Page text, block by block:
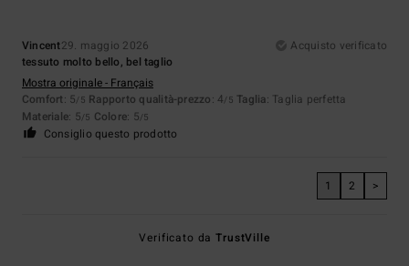
Vincent29. maggio 2026
Acquisto verificato
tessuto molto bello, bel taglio
Mostra originale - Français
Comfort: 5/5 Rapporto qualità-prezzo: 4/5 Taglia: Taglia perfetta
Materiale: 5/5 Colore: 5/5
Consiglio questo prodotto
1 2 >
Verificato daTrustVille